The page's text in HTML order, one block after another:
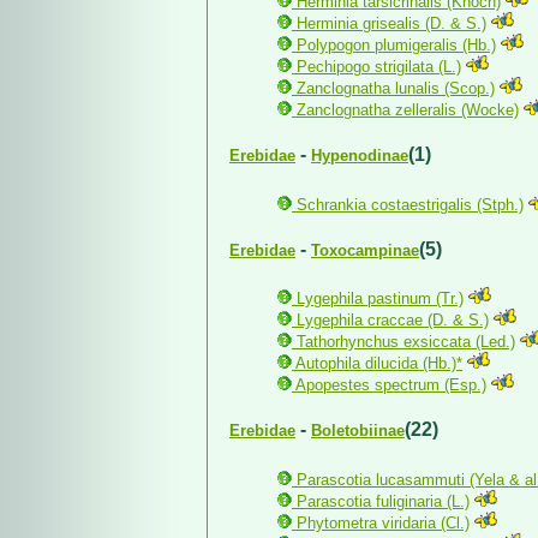
Herminia grisealis (D. & S.)
Polypogon plumigeralis (Hb.)
Pechipogo strigilata (L.)
Zanclognatha lunalis (Scop.)
Zanclognatha zelleralis (Wocke)
Erebidae - Hypenodinae(1)
Schrankia costaestrigalis (Stph.)
Erebidae - Toxocampinae(5)
Lygephila pastinum (Tr.)
Lygephila craccae (D. & S.)
Tathorhynchus exsiccata (Led.)
Autophila dilucida (Hb.)*
Apopestes spectrum (Esp.)
Erebidae - Boletobiinae(22)
Parascotia lucasammuti (Yela &
Parascotia fuliginaria (L.)
Phytometra viridaria (Cl.)